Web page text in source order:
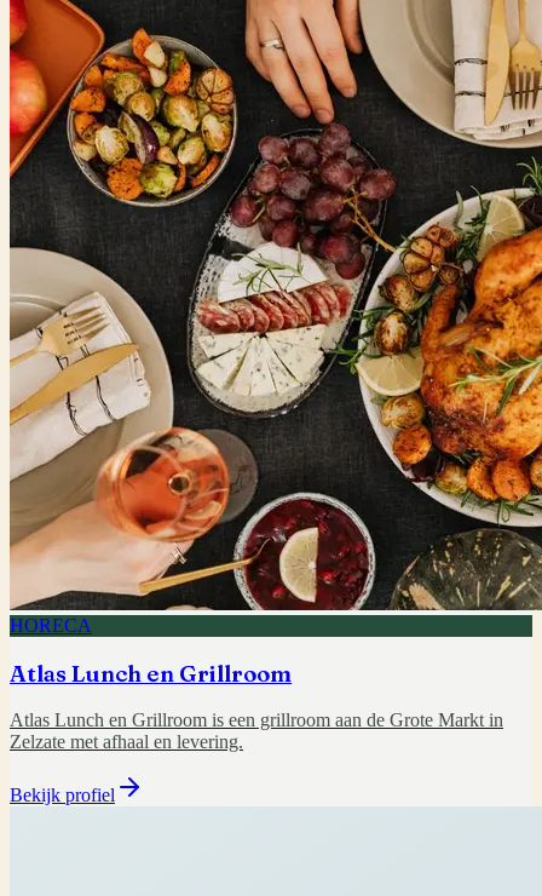
HORECA
Atlas Lunch en Grillroom
Atlas Lunch en Grillroom is een grillroom aan de Grote Markt in
Zelzate met afhaal en levering.
Bekijk profiel